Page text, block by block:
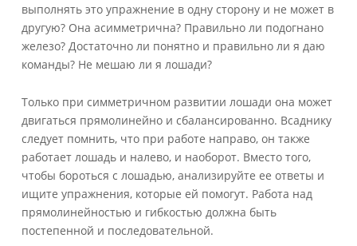
выполнять это упражнение в одну сторону и не может в
другую? Она асимметрична? Правильно ли подогнано
железо? Достаточно ли понятно и правильно ли я даю
команды? Не мешаю ли я лошади?
Только при симметричном развитии лошади она может
двигаться прямолинейно и сбалансированно. Всаднику
следует помнить, что при работе направо, он также
работает лошадь и налево, и наоборот. Вместо того,
чтобы бороться с лошадью, анализируйте ее ответы и
ищите упражнения, которые ей помогут. Работа над
прямолинейностью и гибкостью должна быть
постепенной и последовательной.